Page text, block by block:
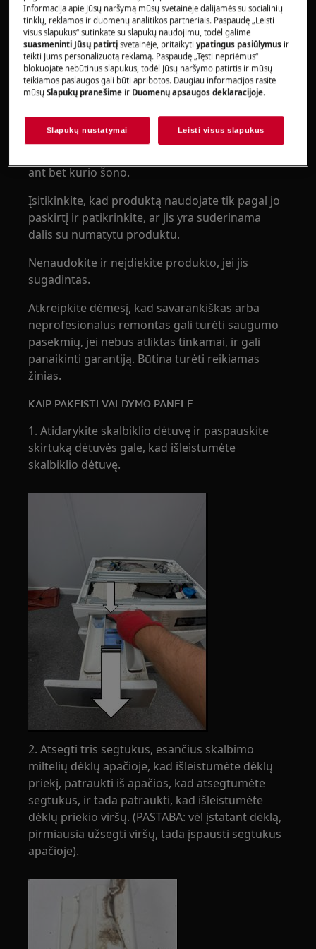
Produktą turėtų naudoti arba įrengti tik
suaugusieji.
Prieš atliekant bet kokias priežiūros operacijas,
išjunkite vandens tiekimą į prietaisą. Visada
priežiūra turėtų būti atliekama su prietaisu,
stovinčiu vertikaliai. Likutinis vanduo gali
ant bet kurio šono.
Įsitikinkite, kad produktą naudojate tik pagal jo
paskirtį ir patikrinkite, ar jis yra suderinama
dalis su numatytu produktu.
Nenaudokite ir neįdiekite produkto, jei jis
sugadintas.
Atkreipkite dėmesį, kad savarankiškas arba
neprofesionalus remontas gali turėti saugumo
pasekmių, jei nebus atliktas tinkamai, ir gali
panaikinti garantiją. Būtina turėti reikiamas
žinias.
KAIP PAKEISTI VALDYMO PANELE
1. Atidarykite skalbiklio dėtuvę ir paspauskite
skirtuką dėtuvės gale, kad išleistumėte
skalbiklio dėtuvę.
2. Atsegti tris segtukus, esančius skalbimo
miltelių dėklų apačioje, kad išleistumėte dėklų
priekį, patraukti iš apačios, kad atsegtumėte
segtukus, ir tada patraukti, kad išleistumėte
dėklų priekio viršų. (PASTABA: vėl įstatant dėklą,
pirmiausia užsegti viršų, tada įspausti segtukus
apačioje).
Informacija apie Jūsų naršymą mūsų svetainėje dalijamės su socialinių
tinklų, reklamos ir duomenų analitikos partneriais. Paspaudę „Leisti
visus slapukus“ sutinkate su slapukų naudojimu, todėl galime
suasmeninti Jūsų patirtįsvetainėje, pritaikytiypatingus pasiūlymus ir
teikti Jums personalizuotą reklamą. Paspaudę „Tęsti nepriėmus“
blokuojate nebūtinus slapukus, todėl Jūsų naršymo patirtis ir mūsų
teikiamos paslaugos gali būti apribotos. Daugiau informacijos rasite
mūsųSlapukų pranešime ir Duomenų apsaugos deklaracijoje.
Slapukų nustatymai Leisti visus slapukus